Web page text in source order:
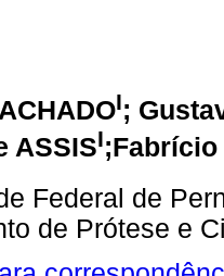
I;
ASSISI;Fabrício
Federal de
de Prótese e